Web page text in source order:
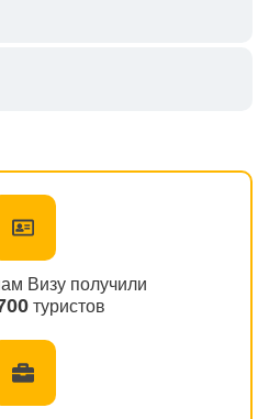
Визу получили
туристов